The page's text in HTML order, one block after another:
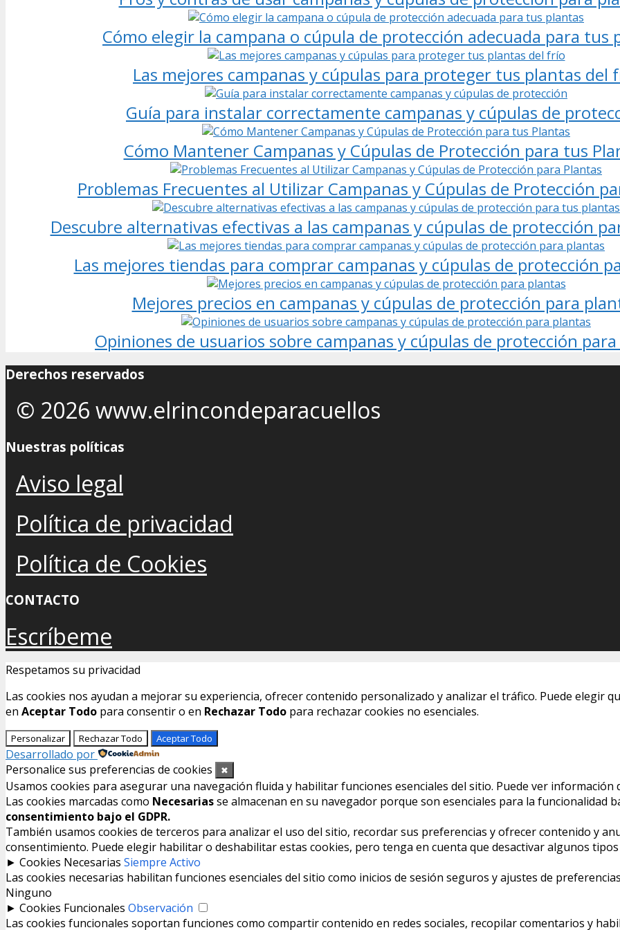
Cómo elegir la campana o cúpula de protección adecuada para tus
Las mejores campanas y cúpulas para proteger tus plantas del
Guía para instalar correctamente campanas y cúpulas de
Cómo Mantener Campanas y Cúpulas de Protección para tus
Problemas Frecuentes al Utilizar Campanas y Cúpulas de Protección
Descubre alternativas efectivas a las campanas y cúpulas de protección
Las mejores tiendas para comprar campanas y cúpulas de protección
Mejores precios en campanas y cúpulas de protección para
Opiniones de usuarios sobre campanas y cúpulas de protección
Derechos reservados
© 2026 www.elrincondeparacuellos
Nuestras políticas
Aviso legal
Política de privacidad
Política de Cookies
CONTACTO
Escríbeme
Respetamos su privacidad
Las cookies nos ayudan a mejorar su experiencia, ofrecer contenido personalizado y analizar el tráfico. Puede elegir
en Aceptar Todo para consentir o en Rechazar Todo para rechazar cookies no esenciales.
Personalizar Rechazar Todo Aceptar Todo
Desarrollado por
Personalice sus preferencias de cookies
✖
Usamos cookies para asegurar una navegación fluida y habilitar funciones esenciales del sitio. Puede ver
Las cookies marcadas como Necesariasse almacenan en su navegador porque son esenciales para la funcionalidad
consentimiento bajo el GDPR.
También usamos cookies de terceros para analizar el uso del sitio, recordar sus preferencias y ofrecer contenido y
consentimiento. Puede elegir habilitar o deshabilitar estas cookies, pero tenga en cuenta que desactivar algunos
► Cookies Necesarias Siempre Activo
Las cookies necesarias habilitan funciones esenciales del sitio como inicios de sesión seguros y ajustes de
Ninguno
► Cookies Funcionales Observación
Las cookies funcionales soportan funciones como compartir contenido en redes sociales, recopilar comentarios y